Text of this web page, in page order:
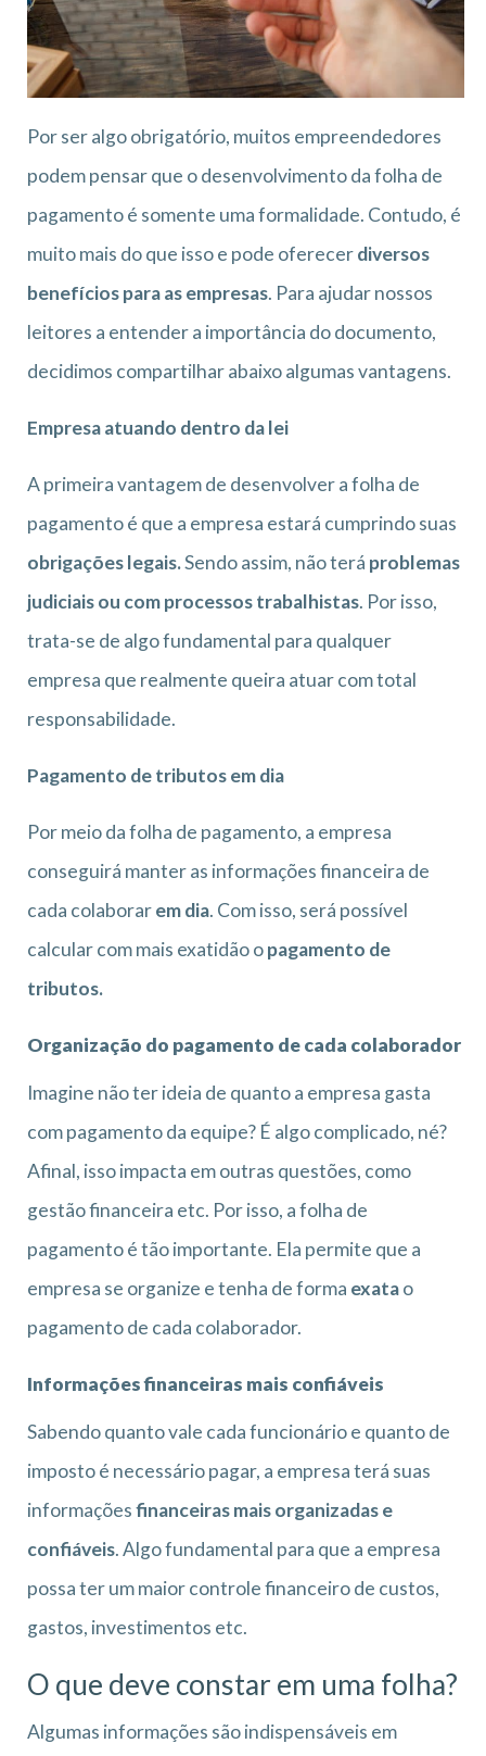
Por ser algo obrigatório, muitos empreendedores
podem pensar que o desenvolvimento da folha de
pagamento é somente uma formalidade. Contudo, é
muito mais do que isso e pode oferecerdiversos
benefícios para as empresas. Para ajudar nossos
leitores a entender a importância do documento,
decidimos compartilhar abaixo algumas vantagens.
Empresa atuando dentro da lei
A primeira vantagem de desenvolver a folha de
pagamento é que a empresa estará cumprindo suas
obrigações legais.Sendo assim, não terá problemas
judiciais ou com processos trabalhistas. Por isso,
trata-se de algo fundamental para qualquer
empresa que realmente queira atuar com total
responsabilidade.
Pagamento de tributos em dia
Por meio da folha de pagamento, a empresa
conseguirá manter as informações financeira de
cada colaborarem dia. Com isso, será possível
calcular com mais exatidão opagamento de
tributos.
Organização do pagamento de cada colaborador
Imagine não ter ideia de quanto a empresa gasta
com pagamento da equipe? É algo complicado, né?
Afinal, isso impacta em outras questões, como
gestão financeira etc. Por isso, a folha de
pagamento é tão importante. Ela permite que a
empresa se organize e tenha de forma exatao
pagamento de cada colaborador.
Informações financeiras mais confiáveis
Sabendo quanto vale cada funcionário e quanto de
imposto é necessário pagar, a empresa terá suas
informaçõesfinanceiras mais organizadas e
confiáveis. Algo fundamental para que a empresa
possa ter um maior controle financeiro de custos,
gastos, investimentos etc.
O que deve constar em uma folha?
Algumas informações são indispensáveis em